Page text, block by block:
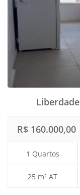
R$ 160.000,00
1 Quartos
25 m² AT